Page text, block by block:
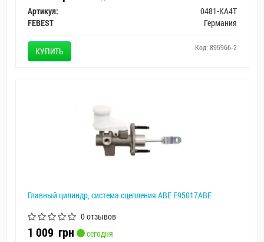
Артикул:
0481-KA4T
FEBEST
Германия
КУПИТЬ Код: 895966-2
Главный цилиндр, система сцепления ABE F95017ABE
0 отзывов
1 009 грн
сегодня